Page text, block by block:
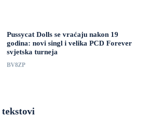
Pussycat Dolls se vraćaju nakon 19
godina: novi singl i velika PCD Forever
svjetska turneja
BV8ZP